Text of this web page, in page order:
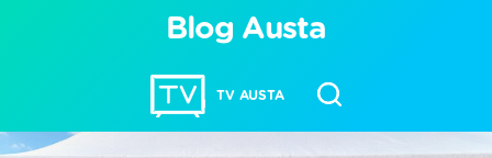
TV AUSTA
Blog Austa